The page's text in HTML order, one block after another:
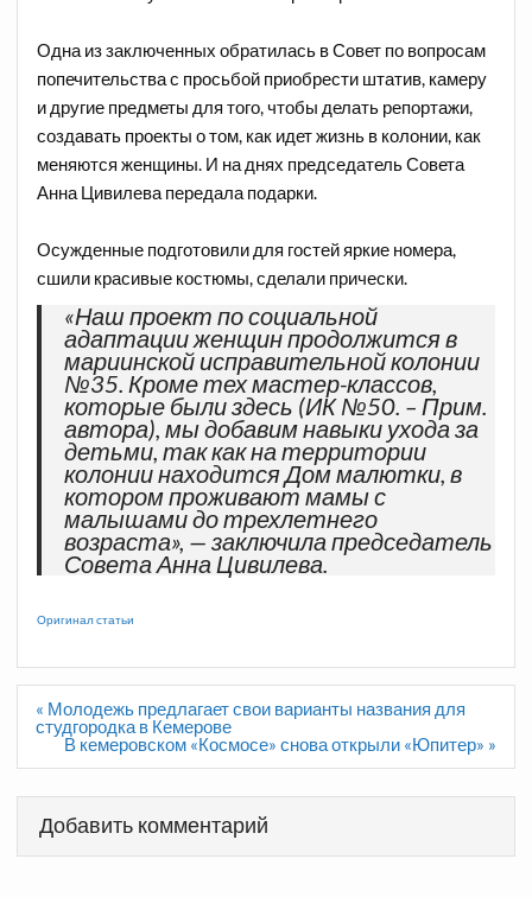
Одна из заключенных обратилась в Совет по вопросам
попечительства с просьбой приобрести штатив, камеру
и другие предметы для того, чтобы делать репортажи,
создавать проекты о том, как идет жизнь в колонии, как
меняются женщины. И на днях председатель Совета
Анна Цивилева передала подарки.
Осужденные подготовили для гостей яркие номера,
сшили красивые костюмы, сделали прически.
«Наш проект по социальной
адаптации женщин продолжится в
мариинской исправительной колонии
№35. Кроме тех мастер-классов,
которые были здесь (ИК №50. – Прим.
автора), мы добавим навыки ухода за
детьми, так как на территории
колонии находится Дом малютки, в
котором проживают мамы с
малышами до трехлетнего
возраста», — заключила председатель
Совета Анна Цивилева.
Оригинал статьи
Навигация
по
записям
« Молодежь предлагает свои варианты названия для
студгородка в Кемерове
В кемеровском «Космосе» снова открыли «Юпитер» »
Добавить комментарий